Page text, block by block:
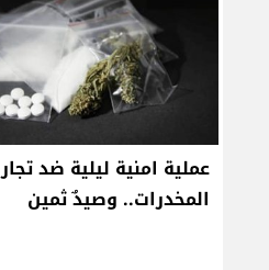
عملية امنية ليلية ضد تجار
المخدرات.. وصيدٌ ثمين